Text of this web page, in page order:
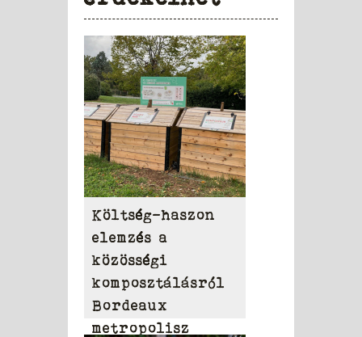
Költség-haszon
elemzés a
közösségi
komposztálásról
Bordeaux
metropolisz